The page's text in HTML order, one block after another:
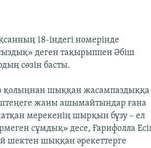
18-індегі номерінде
деген тақырыппен Әбіш
сөзін басты.
қолыңнан шыққан жасампаздыққа
жаны ашымайтындар ғана
мерекенің шырқын бұзу – ел
сұмдық» десе, Ғарифолла
шектен шыққан әрекеттерге